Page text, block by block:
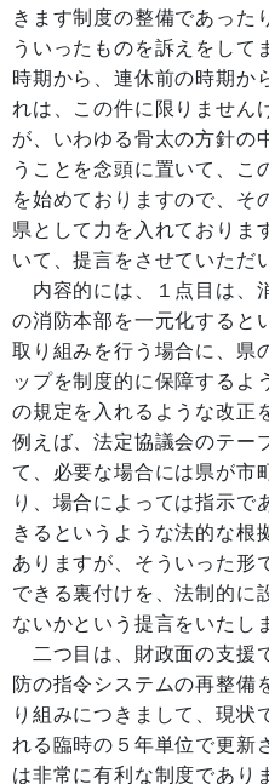
きます制度の整備であった
ういったものを訴えをして
時期から、連休前の時期か
れは、この件に限りません
が、いわゆる骨太の方針の
うことを念頭に置いて、こ
を始めておりますので、そ
県として力を入れておりま
いて、提言をさせていただ
内容的には、１点目は、
の消防本部を一元化すると
取り組みを行う場合に、県
ップを制度的に保障するよ
の規定を入れるような改正
例えば、法定協議会のテー
て、必要な場合には県が市
り、場合によっては指示で
きるというような法的な根
ありますが、そういった形
できる裏付けを、法制的に
ないかという提言をいたし
二つ目は、財政面の支援
防の指令システムの再整備
り組みにつきまして、現状
れる臨時の５年単位で更新
は非常に有利な制度であり